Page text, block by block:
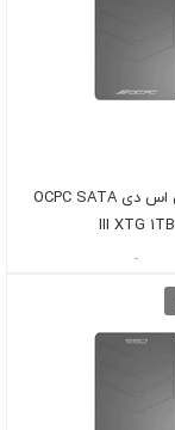
حافظه اس اس دی OCPC SATA
III XTG 1TB
-